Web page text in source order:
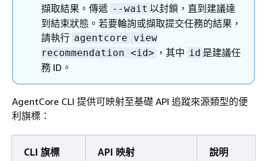
擷取結果。傳遞 --wait 以封鎖，直到建議達
到結束狀態。若要輪詢或擷取提交任務的結果，
請執行 agentcore view
recommendation <id> ，其中 id 是建議任
務 ID。
AgentCore CLI 提供可映射至基礎 API 追蹤來源類型的便
利旗標：
CLI 旗標 API 映射 說明